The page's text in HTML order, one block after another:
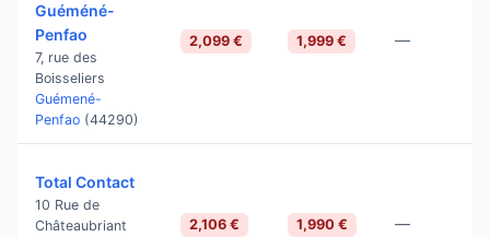
Guéméné-
Penfao
7, rue des
Boisseliers
Guémené-
Penfao (44290)
2,099 € 1,999 € —
Total Contact
10 Rue de
Châteaubriant
2,106 € 1,990 € —